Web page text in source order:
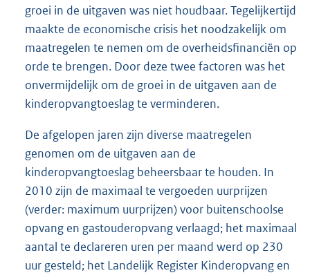
groei in de uitgaven was niet houdbaar. Tegelijkertijd
maakte de economische crisis het noodzakelijk om
maatregelen te nemen om de overheidsfinanciën op
orde te brengen. Door deze twee factoren was het
onvermijdelijk om de groei in de uitgaven aan de
kinderopvangtoeslag te verminderen.
De afgelopen jaren zijn diverse maatregelen
genomen om de uitgaven aan de
kinderopvangtoeslag beheersbaar te houden. In
2010 zijn de maximaal te vergoeden uurprijzen
(verder: maximum uurprijzen) voor buitenschoolse
opvang en gastouderopvang verlaagd; het maximaal
aantal te declareren uren per maand werd op 230
uur gesteld; het Landelijk Register Kinderopvang en